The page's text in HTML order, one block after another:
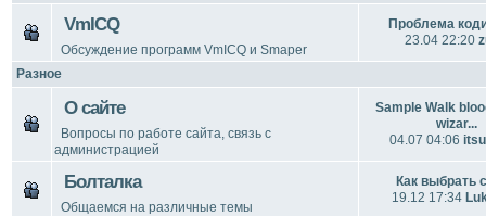
VmICQ
Обсуждение программ VmICQ и Smaper
Проблема
23.04 22:20
Разное
О сайте
Вопросы по работе сайта, связь с
администрацией
Sample Walk
wizar...
04.07 04:06
Болталка
Общаемся на различные темы
Как выбрать
19.12 17:34